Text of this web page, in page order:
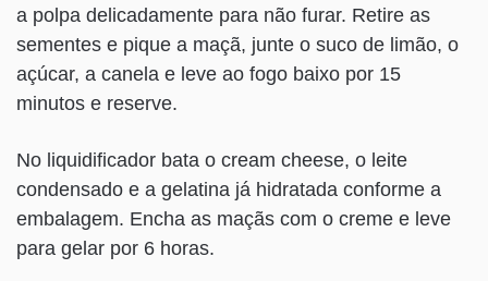
a polpa delicadamente para não furar. Retire as
sementes e pique a maçã, junte o suco de limão, o
açúcar, a canela e leve ao fogo baixo por 15
minutos e reserve.
No liquidificador bata o cream cheese, o leite
condensado e a gelatina já hidratada conforme a
embalagem. Encha as maçãs com o creme e leve
para gelar por 6 horas.